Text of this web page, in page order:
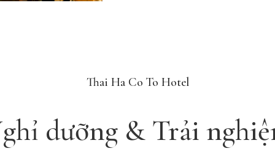
Thai Ha Co To Hotel
dưỡng & Trải